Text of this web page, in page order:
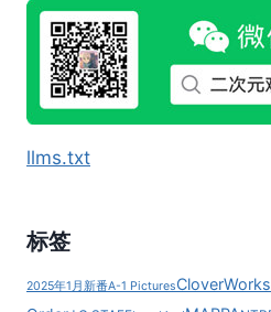
llms.txt
标签
2025年1月新番A-1 PicturesCloverWorks